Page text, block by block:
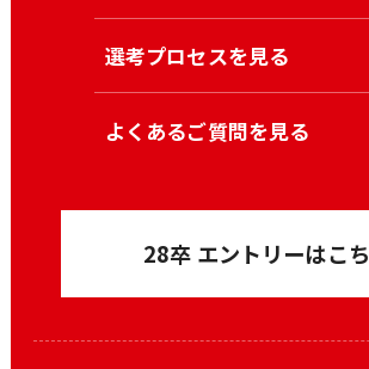
選考プロセスを見る
よくあるご質問を見る
28卒 エントリーはこ